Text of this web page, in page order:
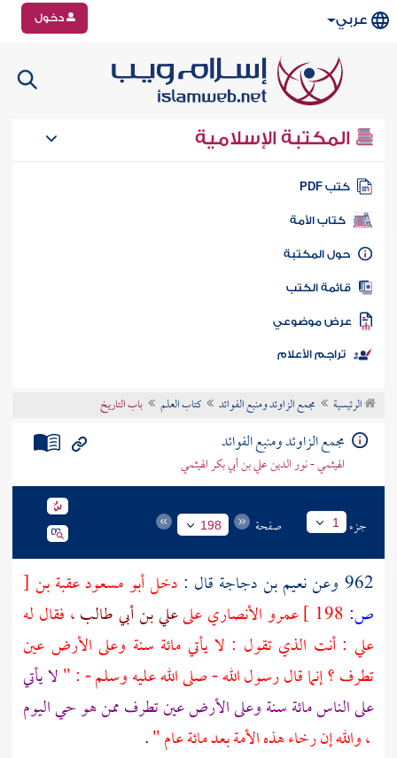
عربي دخول
المكتبة الإسلامية
كتب PDF
كتاب الأمة
المكتبة
الكتب
موضوعي
تراجم الأعلام
الرئيسية مجمع الزاوئد ومنبع الفوائد كتاب العلم باب التاريخ
مجمع الزاوئد ومنبع الفوائد
الهيثمي - نور الدين علي بن أبي بكر الهيثمي
جزء 1 صفحة 198
962 وعن نعيم بن دجاجة قال : دخلأبو مسعود عقبة بن [
ص:
عمرو الأنصاريعلىعلي بن أبي طالب، فقال له
علي : أنت الذي تقول : لا يأتي مائة سنة وعلى الأرض عين
تطرف ؟ إنما قال رسول الله - صلى الله عليه وسلم - : "لا يأتي
على الناس مائة سنة وعلى الأرض عين تطرف ممن هو حي اليوم
، والله إن رخاء هذه الأمة بعد مائة عام ".